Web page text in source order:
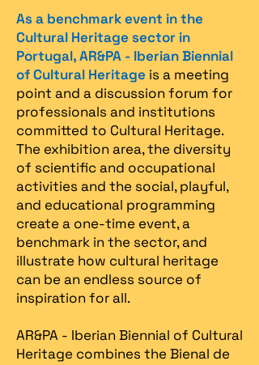
As a benchmark event in the
Cultural Heritage sector in
Portugal, AR&PA - Iberian Biennial
of Cultural Heritage is a meeting
point and a discussion forum for
professionals and institutions
committed to Cultural Heritage.
The exhibition area, the diversity
of scientific and occupational
activities and the social, playful,
and educational programming
create a one-time event, a
benchmark in the sector, and
illustrate how cultural heritage
can be an endless source of
inspiration for all.
AR&PA - Iberian Biennial of Cultural
Heritage combines the Bienal de